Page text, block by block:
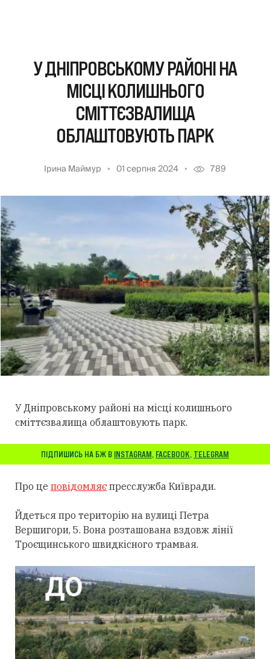
У ДНІПРОВСЬКОМУ РАЙОНІ НА
МІСЦІ КОЛИШНЬОГО
СМІТТЄЗВАЛИЩА
ОБЛАШТОВУЮТЬ ПАРК
Ірина Маймур 01 серпня 2024 789
У Дніпровському районі на місці колишнього
сміттєзвалища облаштовують парк.
ПІДПИШИСЬ НА БЖ В INSTAGRAM, FACEBOOK, TELEGRAM
Про це повідомляєпресслужба Київради.
Йдеться про територію на вулиці Петра
Вершигори, 5. Вона розташована вздовж лінії
Троєщинського швидкісного трамвая.